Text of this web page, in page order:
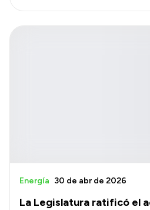
La Legislatura ratificó el
Energía 30 de abr de 2026